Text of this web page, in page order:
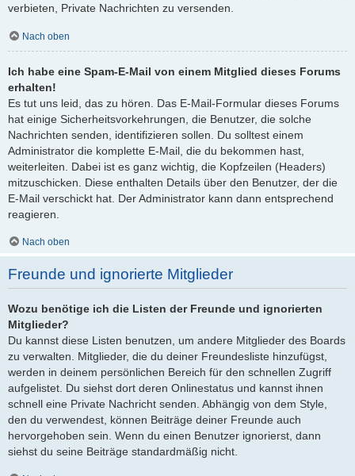
verbieten, Private Nachrichten zu versenden.
Nach oben
Ich habe eine Spam-E-Mail von einem Mitglied dieses Forums
erhalten!
Es tut uns leid, das zu hören. Das E-Mail-Formular dieses Forums
hat einige Sicherheitsvorkehrungen, die Benutzer, die solche
Nachrichten senden, identifizieren sollen. Du solltest einem
Administrator die komplette E-Mail, die du bekommen hast,
weiterleiten. Dabei ist es ganz wichtig, die Kopfzeilen (Headers)
mitzuschicken. Diese enthalten Details über den Benutzer, der die
E-Mail verschickt hat. Der Administrator kann dann entsprechend
reagieren.
Nach oben
Freunde und ignorierte Mitglieder
Wozu benötige ich die Listen der Freunde und ignorierten
Mitglieder?
Du kannst diese Listen benutzen, um andere Mitglieder des Boards
zu verwalten. Mitglieder, die du deiner Freundesliste hinzufügst,
werden in deinem persönlichen Bereich für den schnellen Zugriff
aufgelistet. Du siehst dort deren Onlinestatus und kannst ihnen
schnell eine Private Nachricht senden. Abhängig von dem Style,
den du verwendest, können Beiträge deiner Freunde auch
hervorgehoben sein. Wenn du einen Benutzer ignorierst, dann
siehst du seine Beiträge standardmäßig nicht.